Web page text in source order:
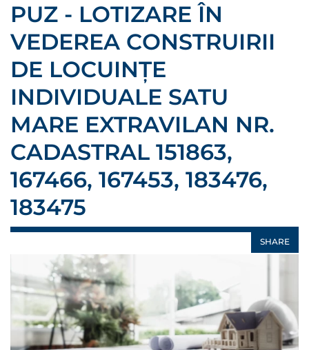
PUZ - LOTIZARE ÎN
VEDEREA CONSTRUIRII
DE LOCUINȚE
INDIVIDUALE SATU
MARE EXTRAVILAN NR.
CADASTRAL 151863,
167466, 167453, 183476,
183475
SHARE